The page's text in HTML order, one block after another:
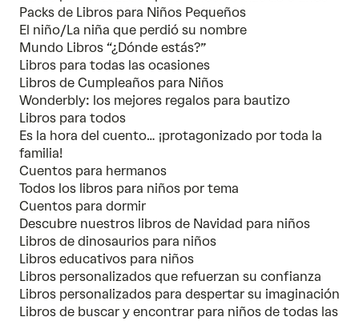
Packs de Libros para Niños Pequeños
El niño/La niña que perdió su nombre
Mundo Libros “¿Dónde estás?”
Libros para todas las ocasiones
Libros de Cumpleaños para Niños
Wonderbly: los mejores regalos para bautizo
Libros para todos
Es la hora del cuento… ¡protagonizado por toda la
familia!
Cuentos para hermanos
Todos los libros para niños por tema
Cuentos para dormir
Descubre nuestros libros de Navidad para niños
Libros de dinosaurios para niños
Libros educativos para niños
Libros personalizados que refuerzan su confianza
Libros personalizados para despertar su imaginación
Libros de buscar y encontrar para niños de todas las